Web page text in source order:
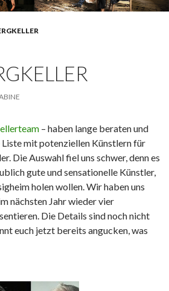
– haben lange beraten und
Liste mit potenziellen Künstlern für
Die Auswahl fiel uns schwer, denn es
gute und sensationelle Künstler,
holen wollen. Wir haben uns
nächsten Jahr wieder vier
Die Details sind noch nicht
euch jetzt bereits angucken, was